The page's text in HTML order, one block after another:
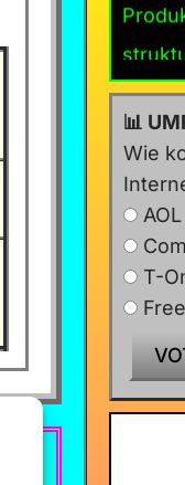
KI-
sein📦
📊
Wie
T-